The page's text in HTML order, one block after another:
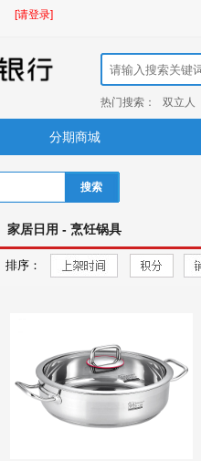
[请登录]
热门搜索： 双立人
分期商城
搜索
家居日用 - 烹饪锅具
排序：